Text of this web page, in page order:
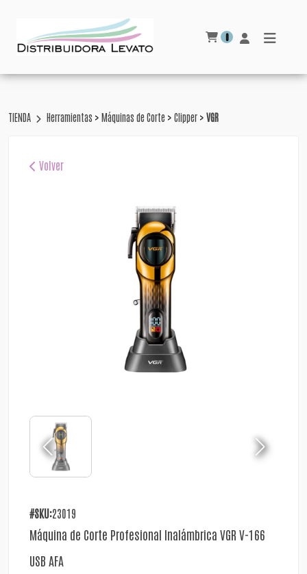
0
TIENDA Herramientas > Máquinas de Corte > Clipper > VGR
Volver
#SKU:23019
Máquina de Corte Profesional Inalámbrica VGR V-166
USB AFA